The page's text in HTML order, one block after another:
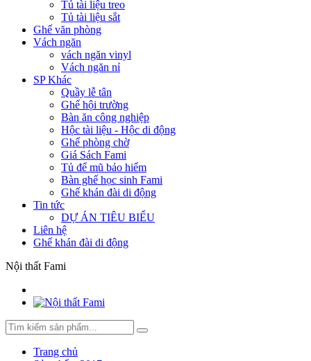
Tủ tài liệu treo
Tủ tài liệu sắt
Ghế văn phòng
Vách ngăn
vách ngăn vinyl
Vách ngăn nỉ
SP Khác
Quầy lễ tân
Ghế hội trường
Bàn ăn công nghiệp
Hộc tài liệu - Hộc di động
Ghế phòng chờ
Giá Sách Fami
Tủ để mũ bảo hiểm
Bàn ghế học sinh Fami
Ghế khán đài di động
Tin tức
DỰ ÁN TIÊU BIỂU
Liên hệ
Ghế khán đài di động
Nội thất Fami
Trang chủ